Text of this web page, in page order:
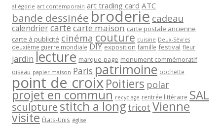
allégorie art contemporain art trading card ATC
bande dessinée broderie cadeau
calendriercartecarte maison carte postale ancienne
carte à publicité cinéma couture cuisine Deux-Sèvres
deuxième guerre mondiale DIY exposition famille festival fleur
jardin lecture marque-page monument commémoratif
oiseau papier maison Paris patrimoine pochette
point de croixPoitiers polar
projet en commun recyclage rentrée littéraire SAL
sculpturestitch a long tricot Vienne
visite États-Unis église